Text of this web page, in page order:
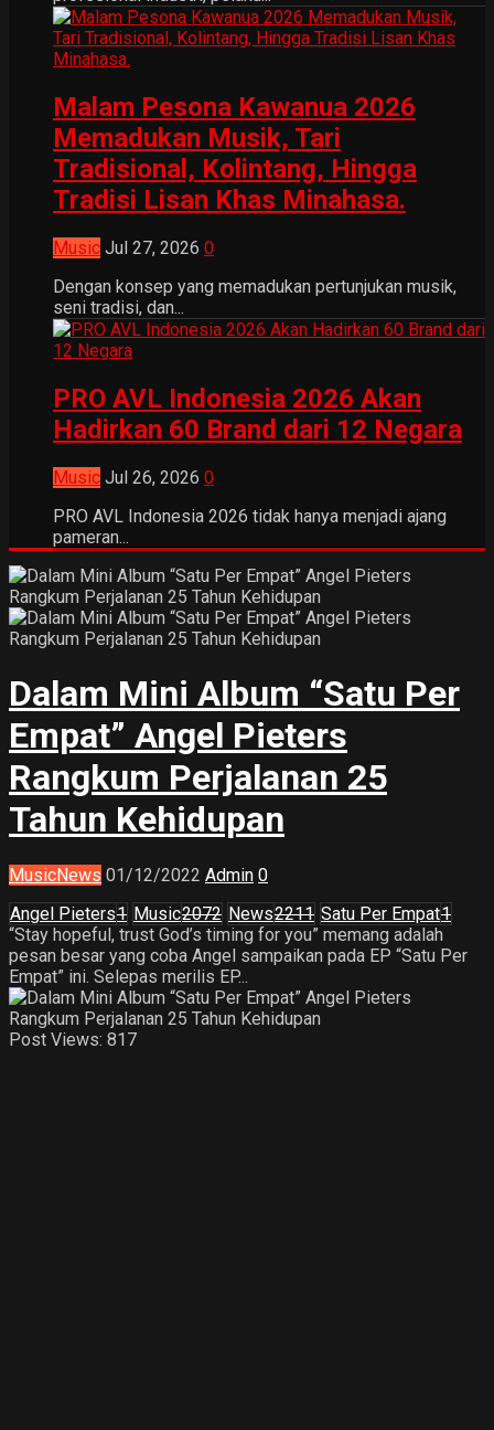
Malam Pesona Kawanua 2026
Memadukan Musik, Tari
Tradisional, Kolintang, Hingga
Tradisi Lisan Khas Minahasa.
Music Jul 27, 2026 0
Dengan konsep yang memadukan pertunjukan musik,
seni tradisi, dan...
PRO AVL Indonesia 2026 Akan
Hadirkan 60 Brand dari 12 Negara
Music Jul 26, 2026 0
PRO AVL Indonesia 2026 tidak hanya menjadi ajang
pameran...
Dalam Mini Album “Satu Per
Empat” Angel Pieters
Rangkum Perjalanan 25
Tahun Kehidupan
MusicNews 01/12/2022 Admin 0
Angel Pieters1 Music2072 News2211 Satu Per Empat1
“Stay hopeful, trust God’s timing for you” memang adalah
pesan besar yang coba Angel sampaikan pada EP “Satu Per
Empat” ini. Selepas merilis EP...
Post Views: 817